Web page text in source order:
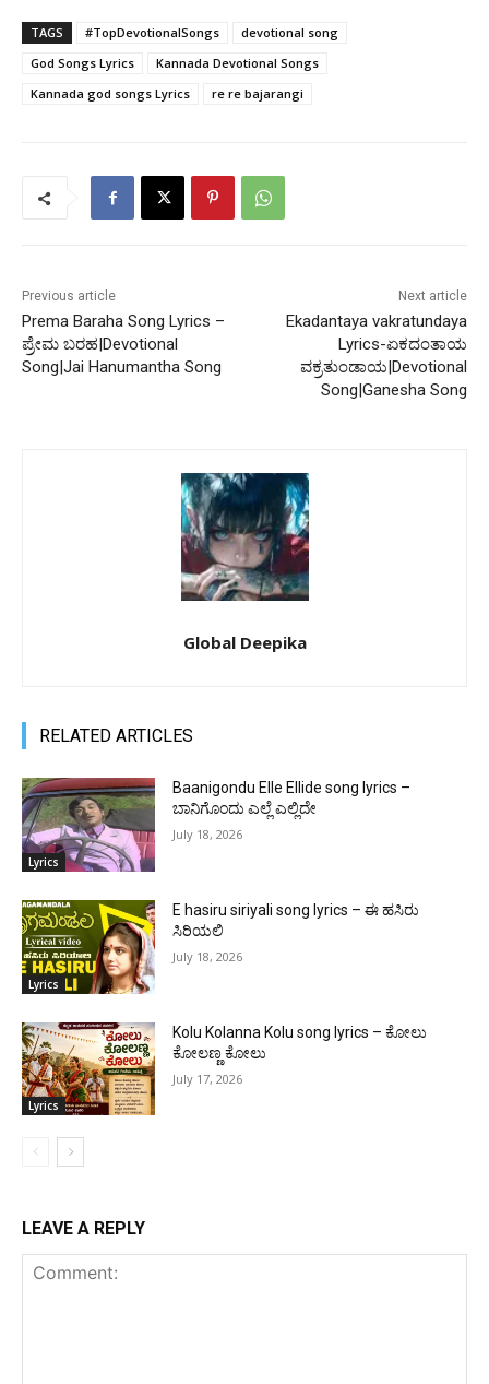
TAGS #TopDevotionalSongs
devotional song
God Songs Lyrics
Kannada Devotional Songs
Kannada god songs Lyrics
re re bajarangi
Previous article
Prema Baraha Song Lyrics –
ಪ್ರೇಮ ಬರಹ|Devotional
Song|Jai Hanumantha Song
Next article
Ekadantaya vakratundaya
Lyrics-ಏಕದಂತಾಯ
ವಕ್ರತುಂಡಾಯ|Devotional
Song|Ganesha Song
Global Deepika
RELATED ARTICLES
Lyrics
Baanigondu Elle Ellide song lyrics –
ಬಾನಿಗೊಂದು ಎಲ್ಲೆ ಎಲ್ಲಿದೇ
July 18, 2026
Lyrics
E hasiru siriyali song lyrics – ಈ ಹಸಿರು
ಸಿರಿಯಲಿ
July 18, 2026
Lyrics
Kolu Kolanna Kolu song lyrics – ಕೋಲು
ಕೋಲಣ್ಣ ಕೋಲು
July 17, 2026
LEAVE A REPLY